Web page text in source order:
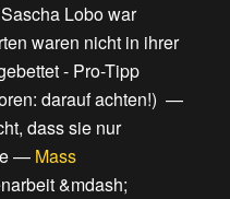
Sascha Lobo war
waren nicht in ihrer
- Pro-Tipp
darauf achten!) —
dass sie nur
— Mass
&mdash;